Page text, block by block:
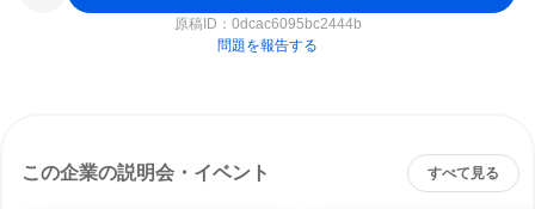
原稿ID： 0dcac6095bc2444b
問題を報告する
この企業の説明会・イベント すべて見る